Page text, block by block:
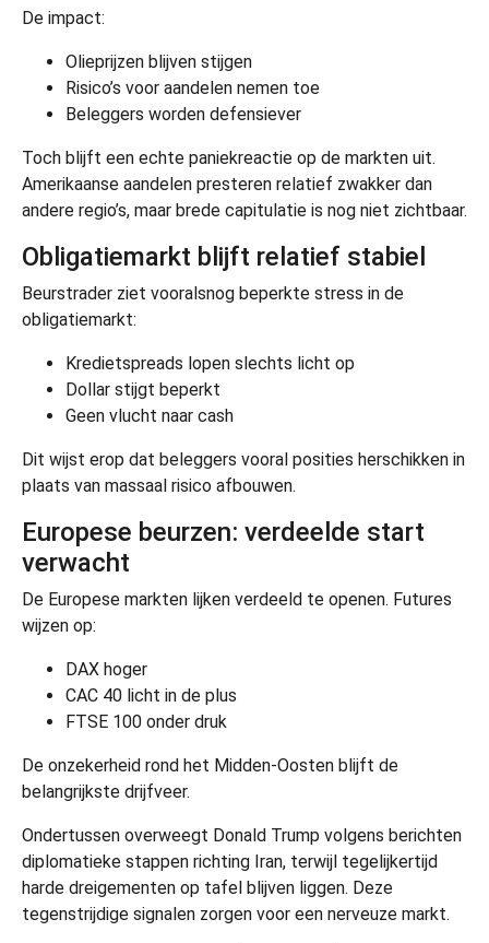
De impact:
Olieprijzen blijven stijgen
Risico’s voor aandelen nemen toe
Beleggers worden defensiever
Toch blijft een echte paniekreactie op de markten uit.
Amerikaanse aandelen presteren relatief zwakker dan
andere regio’s, maar brede capitulatie is nog niet zichtbaar.
Obligatiemarkt blijft relatief stabiel
Beurstrader ziet vooralsnog beperkte stress in de
obligatiemarkt:
Kredietspreads lopen slechts licht op
Dollar stijgt beperkt
Geen vlucht naar cash
Dit wijst erop dat beleggers vooral posities herschikken in
plaats van massaal risico afbouwen.
Europese beurzen: verdeelde start
verwacht
De Europese markten lijken verdeeld te openen. Futures
wijzen op:
DAX hoger
CAC 40 licht in de plus
FTSE 100 onder druk
De onzekerheid rond het Midden-Oosten blijft de
belangrijkste drijfveer.
Ondertussen overweegt Donald Trump volgens berichten
diplomatieke stappen richting Iran, terwijl tegelijkertijd
harde dreigementen op tafel blijven liggen. Deze
tegenstrijdige signalen zorgen voor een nerveuze markt.